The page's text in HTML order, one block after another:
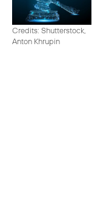
Credits: Shutterstock,
Anton Khrupin